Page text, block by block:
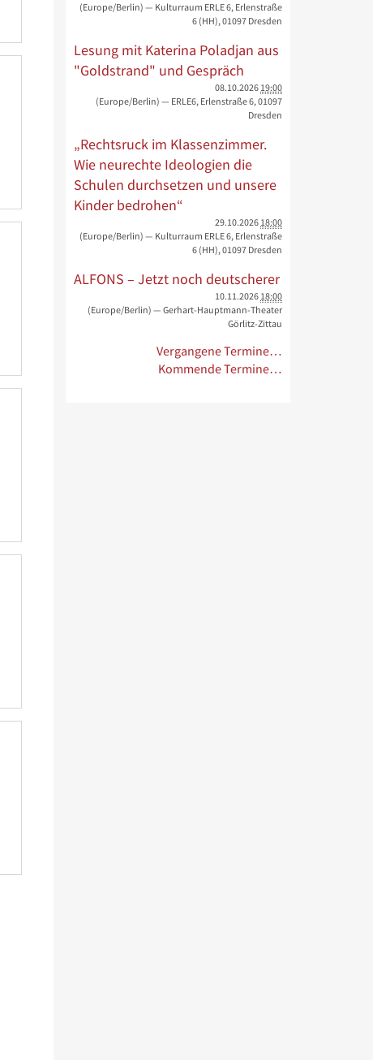
(Europe/Berlin) — Kulturraum ERLE 6, Erlenstraße
6 (HH), 01097 Dresden
Lesung mit Katerina Poladjan aus
"Goldstrand" und Gespräch
08.10.2026 19:00
(Europe/Berlin) — ERLE6, Erlenstraße 6, 01097
Dresden
„Rechtsruck im Klassenzimmer.
Wie neurechte Ideologien die
Schulen durchsetzen und unsere
Kinder bedrohen“
29.10.2026 18:00
(Europe/Berlin) — Kulturraum ERLE 6, Erlenstraße
6 (HH), 01097 Dresden
ALFONS – Jetzt noch deutscherer
10.11.2026 18:00
(Europe/Berlin) — Gerhart-Hauptmann-Theater
Görlitz-Zittau
Vergangene Termine…
Kommende Termine…